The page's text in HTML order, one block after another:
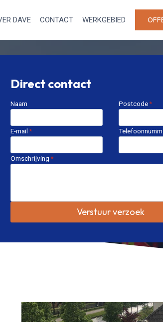
DAVE CONTACT WERKGEBIED
Direct contact
Naam
E-mail*
Postcode*
Omschrijving*
Verstuur verzoek